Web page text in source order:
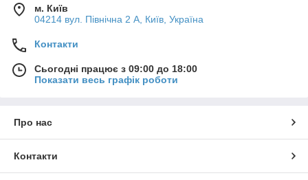
дизайнерські моделі тощо. Також у
нас є конвектори, металопластикові
PEXAL, обладнання для
водопостачання та багато іншого для
створення енергоефективного та
виробництва. Ми допоможемо вам з
новинками. Підберемо обладнання
м. Київ
04214 вул. Північна 2 А, Київ, Україна
Контакти
Сьогодні працює з 09:00 до 18:00
Показати весь графік роботи
Про нас
Контакти